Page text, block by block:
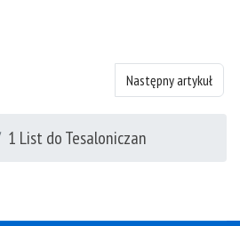
List do Tesaloniczan - rozdział 2
Następny artykuł:
Następny artykuł
1 List do Tesaloniczan